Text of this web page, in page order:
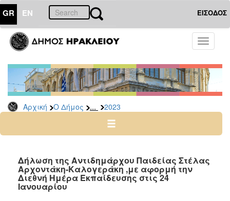
GR EN ΕΙΣΟΔΟΣ
Toggle
Αρχική Ο Δήμος ... 2023
ΔΗΜΟΣ
Δελτία
Τύπου
Αρχείο
2026
2024
2022
2021
Δήλωση της Αντιδημάρχου Παιδείας Στέλας
Αρχοντάκη-Καλογεράκη ,με αφορμή την
Διεθνή Ημέρα Εκπαίδευσης στις 24
Ιανουαρίου